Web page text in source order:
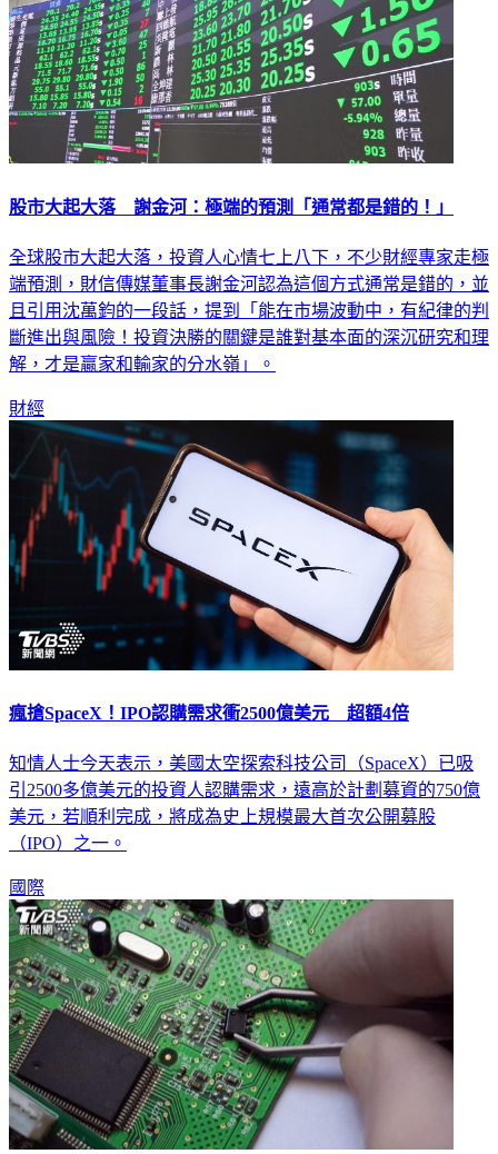
股市大起大落 謝金河：極端的預測「通常都是錯的！」
全球股市大起大落，投資人心情七上八下，不少財經專家走極
端預測，財信傳媒董事長謝金河認為這個方式通常是錯的，並
且引用沈萬鈞的一段話，提到「能在市場波動中，有紀律的判
斷進出與風險！投資決勝的關鍵是誰對基本面的深沉研究和理
解，才是贏家和輸家的分水嶺」。
財經
瘋搶SpaceX！IPO認購需求衝2500億美元 超額4倍
知情人士今天表示，美國太空探索科技公司（SpaceX）已吸
引2500多億美元的投資人認購需求，遠高於計劃募資的750億
美元，若順利完成，將成為史上規模最大首次公開募股
（IPO）之一。
國際